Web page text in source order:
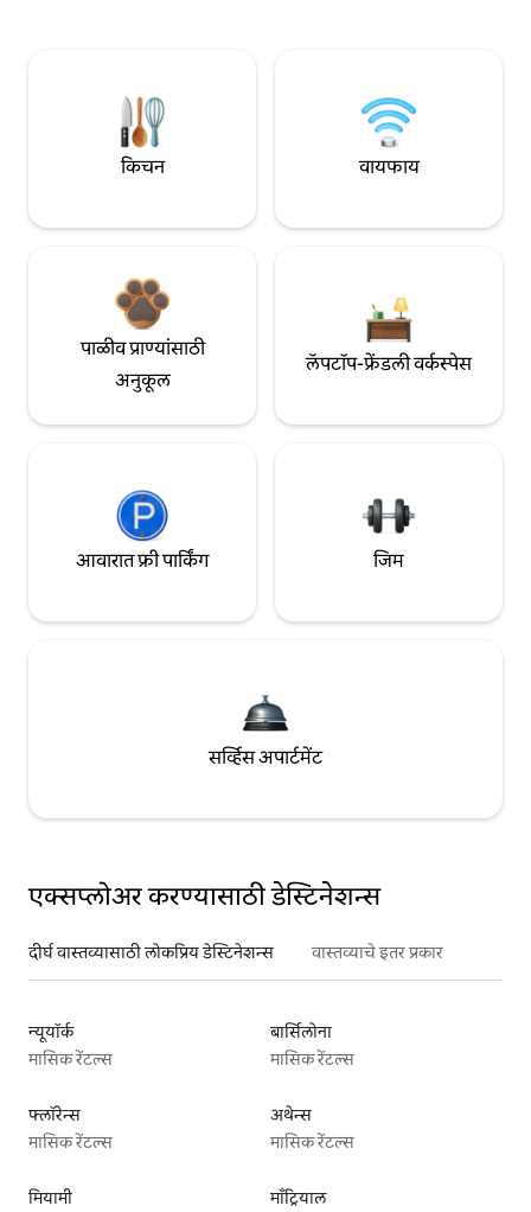
किचन वायफाय
पाळीव प्राण्यांसाठी
अनुकूल
लॅपटॉप-फ्रेंडली वर्कस्पेस
आवारात फ्री पार्किंग जिम
सर्व्हिस अपार्टमेंट
एक्सप्लोअर करण्यासाठी डेस्टिनेशन्स
दीर्घ वास्तव्यासाठी लोकप्रिय डेस्टिनेशन्स वास्तव्याचे इतर प्रकार
न्यूयॉर्क
मासिक रेंटल्स
बार्सिलोना
मासिक रेंटल्स
फ्लॉरेन्स
मासिक रेंटल्स
अथेन्स
मासिक रेंटल्स
मियामी
माँट्रियाल